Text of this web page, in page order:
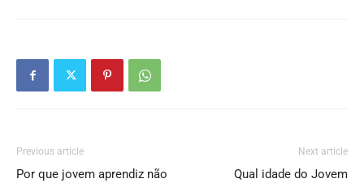
Previous article
Por que jovem aprendiz não
Next article
Qual idade do Jovem